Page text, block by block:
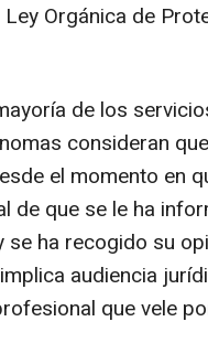
Orgánica de
de los
consideran
el momento en
de que se le ha
ha recogido su
audiencia
que vele